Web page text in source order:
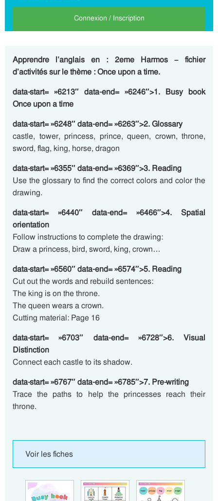
Connexion / Inscription
Apprendre l’anglais en : 2eme Harmos – fichier
d’activités sur le thème : Once upon a time.
data-start= »6213″ data-end= »6246″>1. Busy book
Once upon a time
data-start= »6248″ data-end= »6263″>2. Glossary
castle, tower, princess, prince, queen, crown, throne,
sword, flag, king, horse, dragon
data-start= »6355″ data-end= »6369″>3. Reading
Use the glossary to find the correct colors and color the
drawing.
data-start= »6440″ data-end= »6466″>4. Spatial
orientation
Follow instructions to complete the drawing:
Draw a princess, bird, sword, king, crown…
data-start= »6560″ data-end= »6574″>5. Reading
Cut out the words and rebuild sentences:
The king is on the throne.
The queen wears a crown.
Cutting material: Page 16
data-start= »6703″ data-end= »6728″>6. Visual
Distinction
Connect each castle to its shadow.
data-start= »6767″ data-end= »6785″>7. Pre-writing
Trace the paths to help the princesses reach their
throne.
Voir les fiches